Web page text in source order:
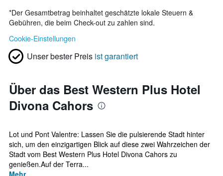
*Der Gesamtbetrag beinhaltet geschätzte lokale Steuern &
Gebühren, die beim Check-out zu zahlen sind.
Cookie-Einstellungen
Unser bester Preis ist garantiert
Über das Best Western Plus Hotel
Divona Cahors
Lot und Pont Valentre: Lassen Sie die pulsierende Stadt hinter
sich, um den einzigartigen Blick auf diese zwei Wahrzeichen der
Stadt vom Best Western Plus Hotel Divona Cahors zu
genießen.Auf der Terra...
Mehr